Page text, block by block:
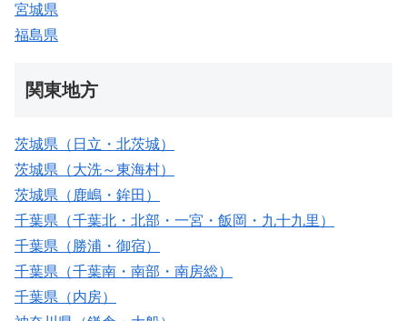
宮城県
福島県
関東地方
茨城県（日立・北茨城）
茨城県（大洗～東海村）
茨城県（鹿嶋・鉾田）
千葉県（千葉北・北部・一宮・飯岡・九十九里）
千葉県（勝浦・御宿）
千葉県（千葉南・南部・南房総）
千葉県（内房）